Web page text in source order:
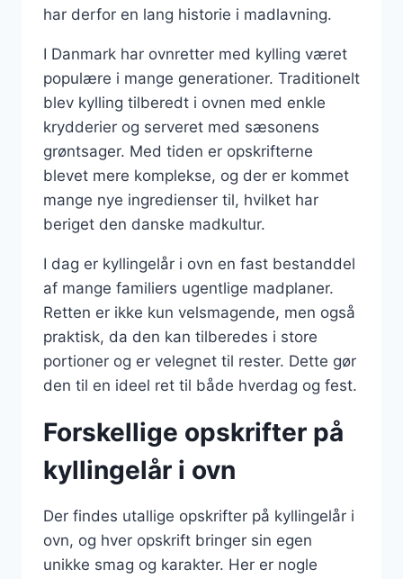
har derfor en lang historie i madlavning.
I Danmark har ovnretter med kylling været
populære i mange generationer. Traditionelt
blev kylling tilberedt i ovnen med enkle
krydderier og serveret med sæsonens
grøntsager. Med tiden er opskrifterne
blevet mere komplekse, og der er kommet
mange nye ingredienser til, hvilket har
beriget den danske madkultur.
I dag er kyllingelår i ovn en fast bestanddel
af mange familiers ugentlige madplaner.
Retten er ikke kun velsmagende, men også
praktisk, da den kan tilberedes i store
portioner og er velegnet til rester. Dette gør
den til en ideel ret til både hverdag og fest.
Forskellige opskrifter på
kyllingelår i ovn
Der findes utallige opskrifter på kyllingelår i
ovn, og hver opskrift bringer sin egen
unikke smag og karakter. Her er nogle